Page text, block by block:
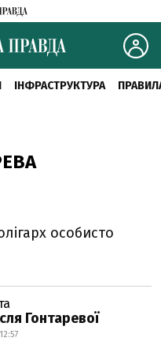
ІНФРАСТРУКТУРА
особисто
Гонтаревої